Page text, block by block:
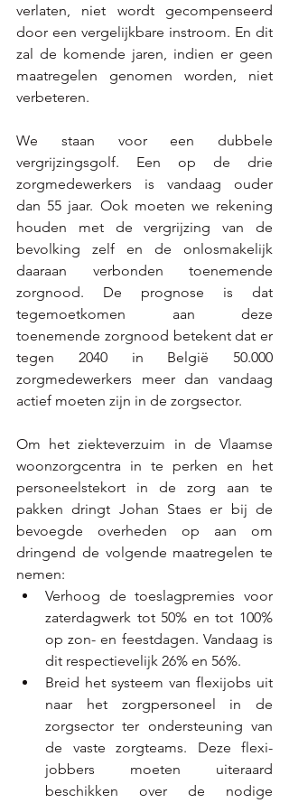
verlaten, niet wordt gecompenseerd
door een vergelijkbare instroom. En dit
zal de komende jaren, indien er geen
maatregelen genomen worden, niet
verbeteren.
We staan voor een dubbele
vergrijzingsgolf. Een op de drie
zorgmedewerkers is vandaag ouder
dan 55 jaar. Ook moeten we rekening
houden met de vergrijzing van de
bevolking zelf en de onlosmakelijk
daaraan verbonden toenemende
zorgnood. De prognose is dat
tegemoetkomen aan deze
toenemende zorgnood betekent dat er
tegen 2040 in België 50.000
zorgmedewerkers meer dan vandaag
actief moeten zijn in de zorgsector.
Om het ziekteverzuim in de Vlaamse
woonzorgcentra in te perken en het
personeelstekort in de zorg aan te
pakken dringt Johan Staes er bij de
bevoegde overheden op aan om
dringend de volgende maatregelen te
nemen:
Verhoog de toeslagpremies voor
zaterdagwerk tot 50% en tot 100%
op zon- en feestdagen. Vandaag is
dit respectievelijk 26% en 56%.
Breid het systeem van flexijobs uit
naar het zorgpersoneel in de
zorgsector ter ondersteuning van
de vaste zorgteams. Deze flexi-
jobbers moeten uiteraard
beschikken over de nodige